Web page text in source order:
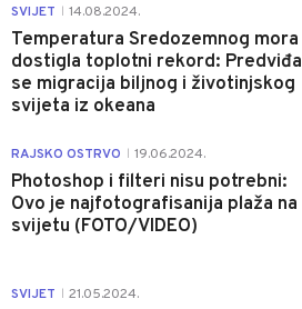
SVIJET 14.08.2024.
Temperatura Sredozemnog mora
dostigla toplotni rekord: Predviđa
se migracija biljnog i životinjskog
svijeta iz okeana
RAJSKO OSTRVO 19.06.2024.
Photoshop i filteri nisu potrebni:
Ovo je najfotografisanija plaža na
svijetu (FOTO/VIDEO)
SVIJET 21.05.2024.